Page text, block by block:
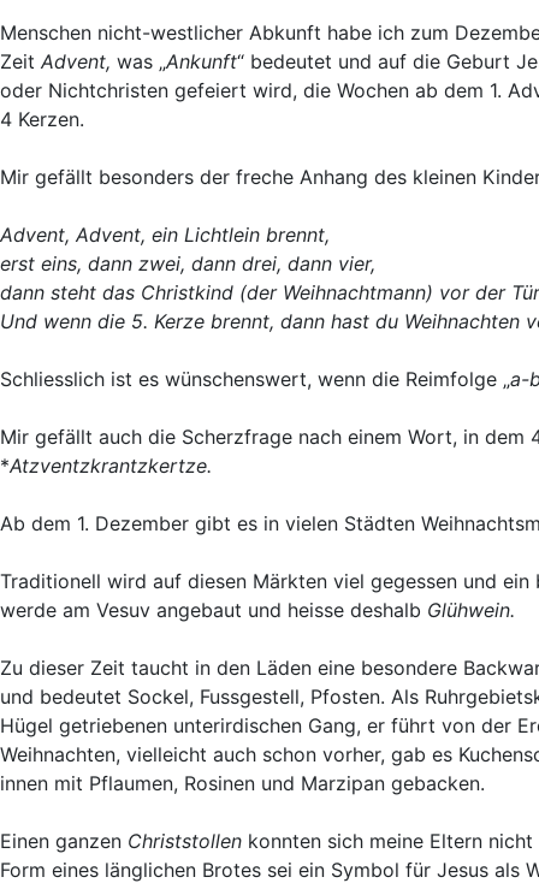
Menschen nicht-westlicher Abkunft habe ich zum
Zeit Advent, was „Ankunft“ bedeutet und auf die Geburt
oder Nichtchristen gefeiert wird, die Wochen ab dem 1.
4 Kerzen.
Mir gefällt besonders der freche Anhang des kleinen
Advent, Advent, ein Lichtlein brennt,
erst eins, dann zwei, dann drei, dann vier,
dann steht das Christkind (der Weihnachtmann) vor der
Und wenn die 5. Kerze brennt, dann hast du Weihnachten
Schliesslich ist es wünschenswert, wenn die Reimfolge „a-
Mir gefällt auch die Scherzfrage nach einem Wort, in dem
*Atzventzkrantzkertze.
Ab dem 1. Dezember gibt es in vielen Städten
Traditionell wird auf diesen Märkten viel gegessen und
werde am Vesuv angebaut und heisse deshalb Glühwein.
Zu dieser Zeit taucht in den Läden eine besondere
und bedeutet Sockel, Fussgestell, Pfosten. Als
Hügel getriebenen unterirdischen Gang, er führt von der
Weihnachten, vielleicht auch schon vorher, gab es
innen mit Pflaumen, Rosinen und Marzipan gebacken.
Einen ganzen Christstollen konnten sich meine Eltern
Form eines länglichen Brotes sei ein Symbol für Jesus